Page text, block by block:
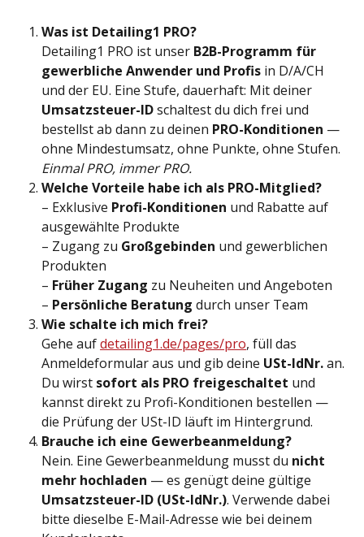
Was ist Detailing1 PRO?
Detailing1 PRO ist unser B2B-Programm für
gewerbliche Anwender und Profis in D/A/CH
und der EU. Eine Stufe, dauerhaft: Mit deiner
Umsatzsteuer-ID schaltest du dich frei und
bestellst ab dann zu deinen PRO-Konditionen —
ohne Mindestumsatz, ohne Punkte, ohne Stufen.
Einmal PRO, immer PRO.
Welche Vorteile habe ich als PRO-Mitglied?
– Exklusive Profi-Konditionen und Rabatte auf
ausgewählte Produkte
– Zugang zu Großgebinden und gewerblichen
Produkten
– Früher Zugang zu Neuheiten und Angeboten
– Persönliche Beratung durch unser Team
Wie schalte ich mich frei?
Gehe auf detailing1.de/pages/pro, füll das
Anmeldeformular aus und gib deine USt-IdNr. an.
Du wirst sofort als PRO freigeschaltet und
kannst direkt zu Profi-Konditionen bestellen —
die Prüfung der USt-ID läuft im Hintergrund.
Brauche ich eine Gewerbeanmeldung?
Nein. Eine Gewerbeanmeldung musst du nicht
mehr hochladen — es genügt deine gültige
Umsatzsteuer-ID (USt-IdNr.). Verwende dabei
bitte dieselbe E-Mail-Adresse wie bei deinem